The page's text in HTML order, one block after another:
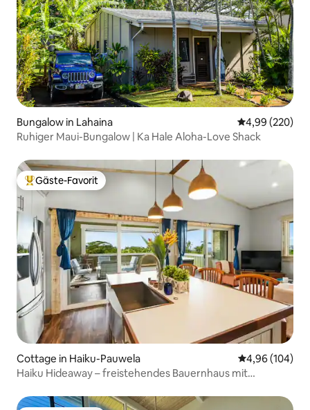
Bungalow in Lahaina
4,99 (220)
Ruhiger Maui-Bungalow | Ka Hale Aloha-Love Shack
Beliebter Gäste-Favorit.
Gäste-Favorit
Cottage in Haiku-Pauwela
4,96 (104)
Haiku Hideaway – freistehendes Bauernhaus mit